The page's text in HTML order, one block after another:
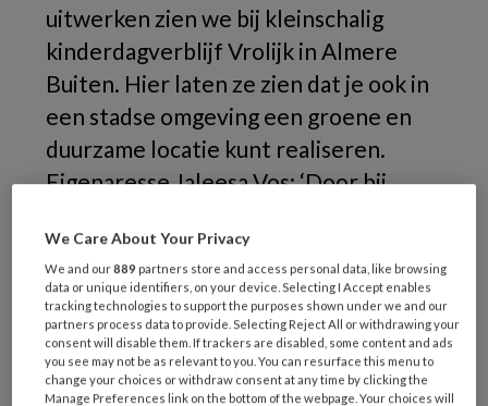
uitwerken zien we bij kleinschalig
kinderdagverblijf Vrolijk in Almere
Buiten. Hier laten ze zien dat je ook in
een stadse omgeving een groene en
duurzame locatie kunt realiseren.
Eigenaresse Jaleesa Vos: ‘Door bij
stimuleren, gaan ze het normaal vinden
om zelf voor hun omgeving te zorgen.'
Wanneer
We Care About Your Privacy
We and our889 partners store and access personal data, like browsing
data or unique identifiers, on your device. Selecting I Accept enables
tracking technologies to support the purposes shown under we and our
partners process data to provide. Selecting Reject All or withdrawing your
consent will disable them. If trackers are disabled, some content and ads
you see may not be as relevant to you. You can resurface this menu to
change your choices or withdraw consent at any time by clicking the
Manage Preferences link on the bottom of the webpage. Your choices will